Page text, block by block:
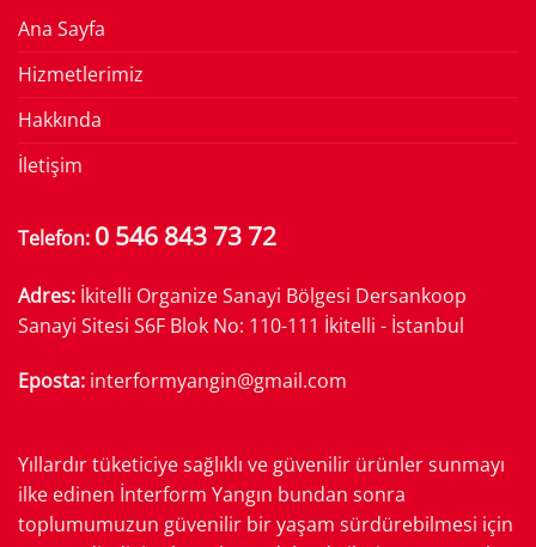
Ana Sayfa
Hizmetlerimiz
Hakkında
İletişim
Telefon: 0 546 843 73 72
Adres: İkitelli Organize Sanayi Bölgesi Dersankoop
Sanayi Sitesi S6F Blok No: 110-111 İkitelli - İstanbul
Eposta: interformyangin@gmail.com
Yıllardır tüketiciye sağlıklı ve güvenilir ürünler sunmayı
ilke edinen İnterform Yangın bundan sonra
toplumumuzun güvenilir bir yaşam sürdürebilmesi için